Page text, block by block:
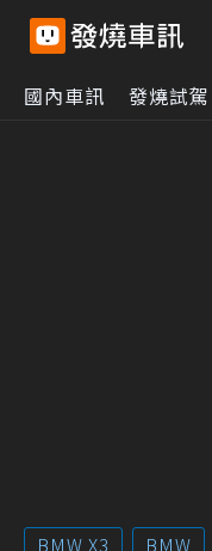
國內車訊 發燒試駕
BMW X3 BMW